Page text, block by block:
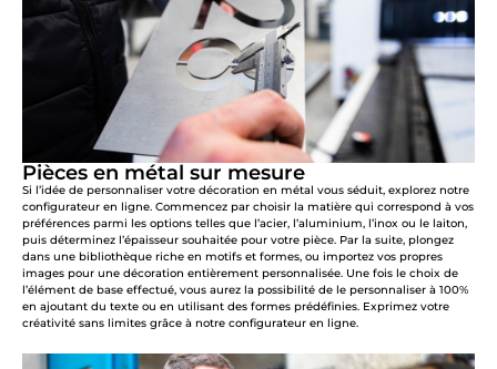
Pièces en métal sur mesure
Si l’idée de personnaliser votre décoration en métal vous séduit, explorez notre
configurateur en ligne. Commencez par choisir la matière qui correspond à vos
préférences parmi les options telles que l’acier, l’aluminium, l’inox ou le laiton,
puis déterminez l’épaisseur souhaitée pour votre pièce. Par la suite, plongez
dans une bibliothèque riche en motifs et formes, ou importez vos propres
images pour une décoration entièrement personnalisée. Une fois le choix de
l’élément de base effectué, vous aurez la possibilité de le personnaliser à 100%
en ajoutant du texte ou en utilisant des formes prédéfinies. Exprimez votre
créativité sans limites grâce à notre configurateur en ligne.